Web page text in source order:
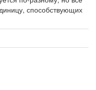
способствующих